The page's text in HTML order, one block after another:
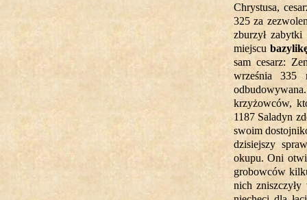
Chrystusa,
325 za
zburzył
miejscu
sam cesarz:
września
krzyżowców,
1187 Saladyn
swoim
dzisiejszy
okupu. Oni
grobowców
nich